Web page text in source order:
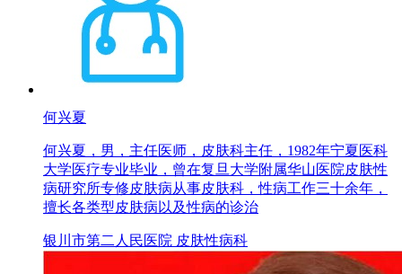
何兴夏
何兴夏，男，主任医师，皮肤科主任，1982年宁夏医科
大学医疗专业毕业，曾在复旦大学附属华山医院皮肤性
病研究所专修皮肤病从事皮肤科，性病工作三十余年，
擅长各类型皮肤病以及性病的诊治
银川市第二人民医院 皮肤性病科